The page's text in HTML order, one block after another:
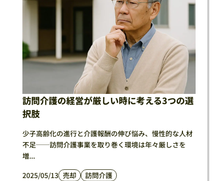
訪問介護の経営が厳しい時に考える3つの選
択肢
少子高齢化の進行と介護報酬の伸び悩み、慢性的な人材
不足──訪問介護事業を取り巻く環境は年々厳しさを
増...
2025/05/13 売却 訪問介護